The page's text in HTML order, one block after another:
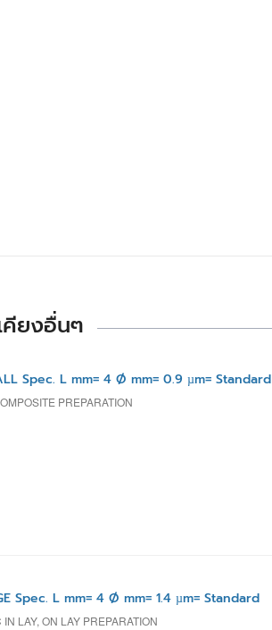
คียงอื่นๆ
Spec. L mm= 4 Ø mm= 0.9 µm= Standard
PREPARATION
Spec. L mm= 4 Ø mm= 1.4 µm= Standard
LAY, ON LAY PREPARATION